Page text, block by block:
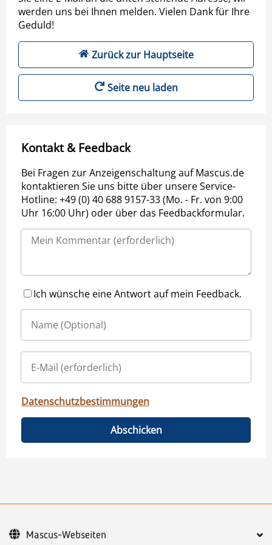
werden uns bei Ihnen melden. Vielen Dank für Ihre
Geduld!
Zurück zur Hauptseite
Seite neu laden
Kontakt & Feedback
Bei Fragen zur Anzeigenschaltung auf Mascus.de
kontaktieren Sie uns bitte über unsere Service-
Hotline: +49 (0) 40 688 9157-33 (Mo. - Fr. von 9:00
Uhr 16:00 Uhr) oder über das Feedbackformular.
Ich wünsche eine Antwort auf mein Feedback.
Datenschutzbestimmungen
Abschicken
Mascus-Webseiten